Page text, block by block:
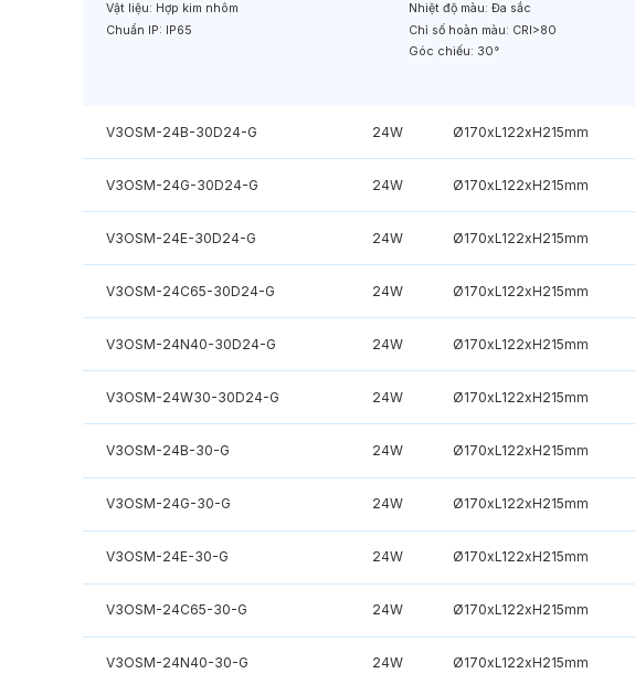
Vật liệu: Hợp kim nhôm
Chuẩn IP: IP65
Nhiệt độ màu: Đa sắc
Chỉ số hoàn màu: CRI>80
Góc chiếu: 30°
V3OSM-24B-30D24-G 24W Ø170xL122xH215mm
V3OSM-24G-30D24-G 24W Ø170xL122xH215mm
V3OSM-24E-30D24-G 24W Ø170xL122xH215mm
V3OSM-24C65-30D24-G 24W Ø170xL122xH215mm
V3OSM-24N40-30D24-G 24W Ø170xL122xH215mm
V3OSM-24W30-30D24-G 24W Ø170xL122xH215mm
V3OSM-24B-30-G 24W Ø170xL122xH215mm
V3OSM-24G-30-G 24W Ø170xL122xH215mm
V3OSM-24E-30-G 24W Ø170xL122xH215mm
V3OSM-24C65-30-G 24W Ø170xL122xH215mm
V3OSM-24N40-30-G 24W Ø170xL122xH215mm